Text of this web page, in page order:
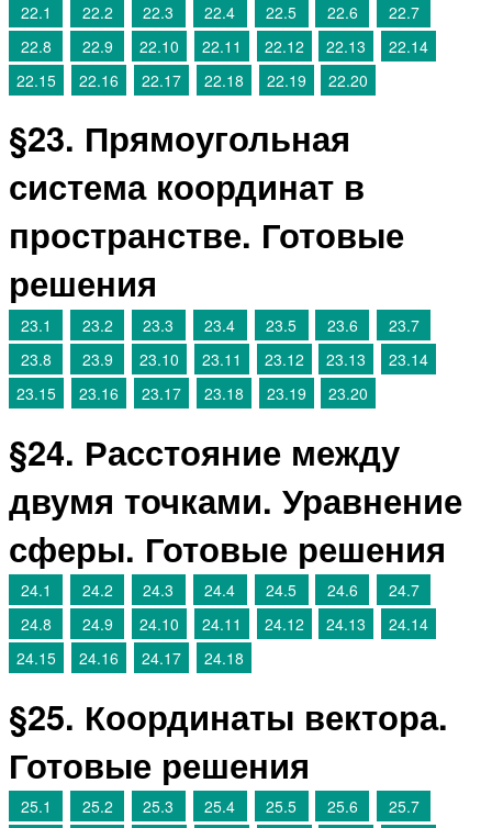
22.1 22.2 22.3 22.4 22.5 22.6
22.7
22.8
22.9 22.10 22.11 22.12 22.13
22.14
22.15
22.16 22.17 22.18 22.19 22.20
§23. Прямоугольная
система координат в
пространстве. Готовые
решения
23.1 23.2 23.3 23.4 23.5 23.6
23.7
23.8
23.9 23.10 23.11 23.12 23.13
23.14
23.15
23.16 23.17 23.18 23.19 23.20
§24. Расстояние между
двумя точками. Уравнение
сферы. Готовые решения
24.1 24.2 24.3 24.4 24.5 24.6
24.7
24.8
24.9 24.10 24.11 24.12 24.13
24.14
24.15
24.16 24.17 24.18
§25. Координаты вектора.
Готовые решения
25.1 25.2 25.3 25.4 25.5 25.6
25.7